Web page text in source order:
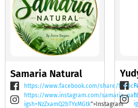
Samaria Natural
https://www.facebook.com/share/
https://www.instagram.com/
igsh=NzZxamQ2bTYxMGtk">Instagram